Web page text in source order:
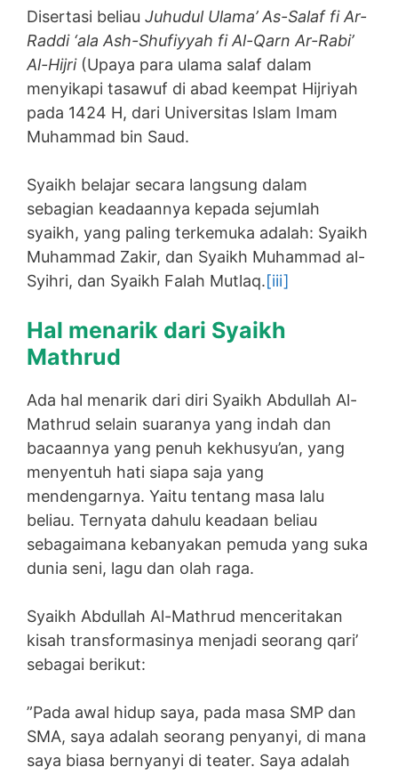
Disertasi beliau Juhudul Ulama’ As-Salaf fi Ar-
Raddi ‘ala Ash-Shufiyyah fi Al-Qarn Ar-Rabi’
Al-Hijri(Upaya para ulama salaf dalam
menyikapi tasawuf di abad keempat Hijriyah
pada 1424 H, dari Universitas Islam Imam
Muhammad bin Saud.
Syaikh belajar secara langsung dalam
sebagian keadaannya kepada sejumlah
syaikh, yang paling terkemuka adalah: Syaikh
Muhammad Zakir, dan Syaikh Muhammad al-
Syihri, dan Syaikh Falah Mutlaq.[iii]
Hal menarik dari Syaikh
Mathrud
Ada hal menarik dari diri Syaikh Abdullah Al-
Mathrud selain suaranya yang indah dan
bacaannya yang penuh kekhusyu’an, yang
menyentuh hati siapa saja yang
mendengarnya. Yaitu tentang masa lalu
beliau. Ternyata dahulu keadaan beliau
sebagaimana kebanyakan pemuda yang suka
dunia seni, lagu dan olah raga.
Syaikh Abdullah Al-Mathrud menceritakan
kisah transformasinya menjadi seorang qari’
sebagai berikut:
”Pada awal hidup saya, pada masa SMP dan
SMA, saya adalah seorang penyanyi, di mana
saya biasa bernyanyi di teater. Saya adalah